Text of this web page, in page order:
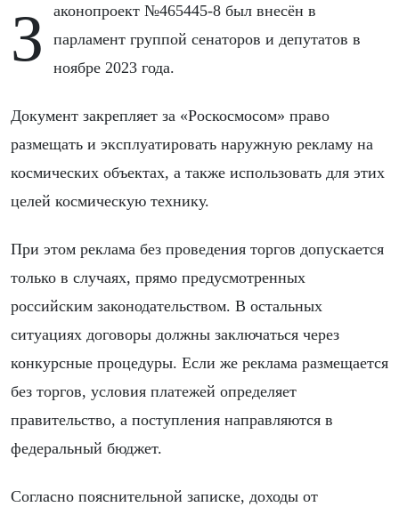
Законопроект №465445-8 был внесён в
парламент группой сенаторов и депутатов в
ноябре 2023 года.
Документ закрепляет за «Роскосмосом» право
размещать и эксплуатировать наружную рекламу на
космических объектах, а также использовать для этих
целей космическую технику.
При этом реклама без проведения торгов допускается
только в случаях, прямо предусмотренных
российским законодательством. В остальных
ситуациях договоры должны заключаться через
конкурсные процедуры. Если же реклама размещается
без торгов, условия платежей определяет
правительство, а поступления направляются в
федеральный бюджет.
Согласно пояснительной записке, доходы от